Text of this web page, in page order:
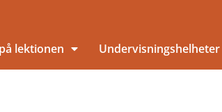
lektionen
Undervisningshelheter